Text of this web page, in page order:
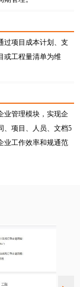
过项目成本计划、支
或工程量清单为维
业管理模块，实现企
、项目、人员、文档5
业工作效率和规通范